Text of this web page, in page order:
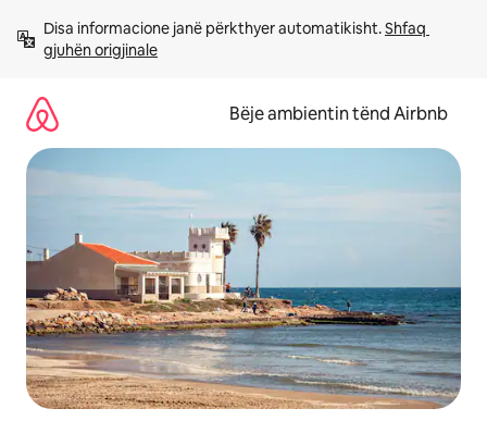
përmbajtja
Disa informacione janë përkthyer automatikisht. Shfaq
gjuhën origjinale
Bëje ambientin tënd Airbnb